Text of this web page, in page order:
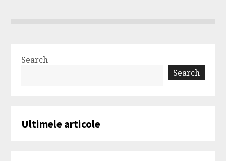
Search
Search
Ultimele articole